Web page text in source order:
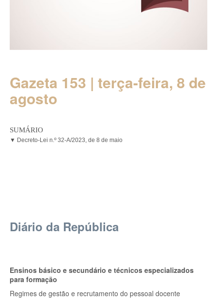
Gazeta 153 | terça-feira, 8 de
agosto
SUMÁRIO
▼ Decreto-Lei n.º 32-A/2023, de 8 de maio
Diário da República
Ensinos básico e secundário e técnicos especializados
para formação
Regimes de gestão e recrutamento do pessoal docente